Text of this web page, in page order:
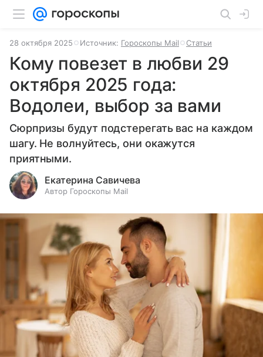
28 октября 2025 Источник: Гороскопы Mail Статьи
Кому повезет в любви 29
октября 2025 года:
Водолеи, выбор за вами
Сюрпризы будут подстерегать вас на каждом
шагу. Не волнуйтесь, они окажутся
приятными.
Екатерина Савичева
Автор Гороскопы Mail